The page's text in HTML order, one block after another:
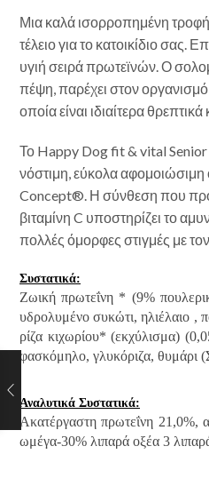
Μια καλά ισορροπημένη τροφή
τέλειο για το κατοικίδιο
υγιή σειρά πρωτεϊνών. Ο
πέψη, παρέχει στον οργανισμό
οποία είναι ιδιαίτερα
Το Happy Dog fit & vital Senior
νόστιμη, εύκολα αφομοιώσιμη
Concept®. Η σύνθεση που
βιταμίνη C υποστηρίζει το
πολλές όμορφες στιγμές με
Συστατικά:
Ζωική πρωτεΐνη * (9%
υδρολυμένο συκώτι, ηλιέλαιο ,
ρίζα κιχωρίου* (εκχύλισμα)
φασκόμηλο, γλυκόριζα, θυμάρι
Αναλυτικά Συστατικά:
Ακατέργαστη πρωτεΐνη 21,0%,
ωμέγα-30% λιπαρά οξέα 3